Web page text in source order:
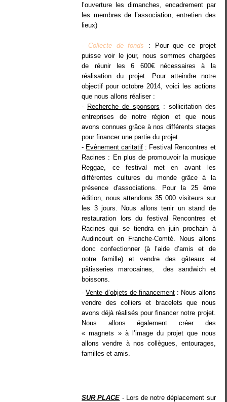
l’ouverture les dimanches, encadrement par
les membres de l’association, entretien des
lieux)
- Collecte de fonds : Pour que ce projet
puisse voir le jour, nous sommes chargées
de réunir les 6 600€ nécessaires à la
réalisation du projet. Pour atteindre notre
objectif pour octobre 2014, voici les actions
que nous allons réaliser :
- Recherche de sponsors : sollicitation des
entreprises de notre région et que nous
avons connues grâce à nos différents stages
pour financer une partie du projet.
- Evènement caritatif : Festival Rencontres et
Racines : En plus de promouvoir la musique
Reggae, ce festival met en avant les
différentes cultures du monde grâce à la
présence d'associations. Pour la 25 ème
édition, nous attendons 35 000 visiteurs sur
les 3 jours. Nous allons tenir un stand de
restauration lors du festival Rencontres et
Racines qui se tiendra en juin prochain à
Audincourt en Franche-Comté. Nous allons
donc confectionner (à l’aide d’amis et de
notre famille) et vendre des gâteaux et
pâtisseries marocaines, des sandwich et
boissons.
-Vente d’objets de financement: Nous allons
vendre des colliers et bracelets que nous
avons déjà réalisés pour financer notre projet.
Nous allons également créer des
« magnets » à l’image du projet que nous
allons vendre à nos collègues, entourages,
familles et amis.
SUR PLACE - Lors de notre déplacement sur